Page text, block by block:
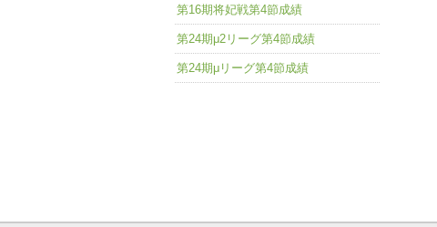
第16期将妃戦第4節成績
第24期μ2リーグ第4節成績
第24期μリーグ第4節成績